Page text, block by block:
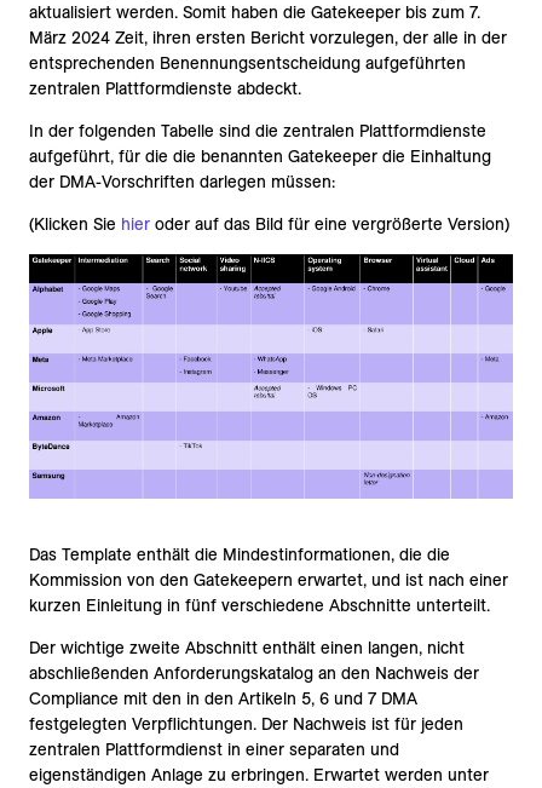
aktualisiert werden. Somit haben die Gatekeeper bis zum 7.
März 2024 Zeit, ihren ersten Bericht vorzulegen, der alle in der
entsprechenden Benennungsentscheidung aufgeführten
zentralen Plattformdienste abdeckt.
In der folgenden Tabelle sind die zentralen Plattformdienste
aufgeführt, für die die benannten Gatekeeper die Einhaltung
der DMA-Vorschriften darlegen müssen:
(Klicken Sie hier oder auf das Bild für eine vergrößerte Version)
Das Template enthält die Mindestinformationen, die die
Kommission von den Gatekeepern erwartet, und ist nach einer
kurzen Einleitung in fünf verschiedene Abschnitte unterteilt.
Der wichtige zweite Abschnitt enthält einen langen, nicht
abschließenden Anforderungskatalog an den Nachweis der
Compliance mit den in den Artikeln 5, 6 und 7 DMA
festgelegten Verpflichtungen. Der Nachweis ist für jeden
zentralen Plattformdienst in einer separaten und
eigenständigen Anlage zu erbringen. Erwartet werden unter